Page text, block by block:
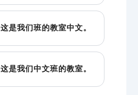
这是我们班的教室中文。
这是我们中文班的教室。